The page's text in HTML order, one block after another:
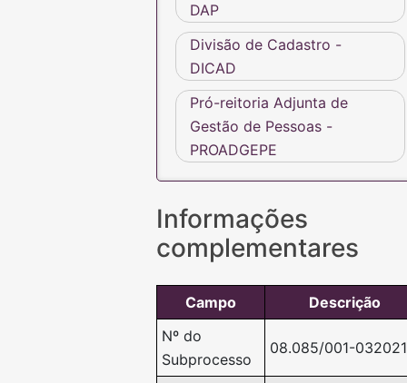
DAP
Divisão de Cadastro -
DICAD
Pró-reitoria Adjunta de
Gestão de Pessoas -
PROADGEPE
Informações
complementares
Campo
Descrição
Nº do
Subprocesso
08.085/001-032021